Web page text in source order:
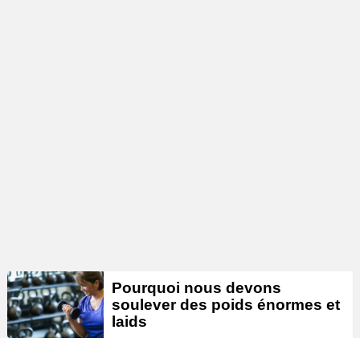
Pourquoi nous devons
soulever des poids énormes et
laids